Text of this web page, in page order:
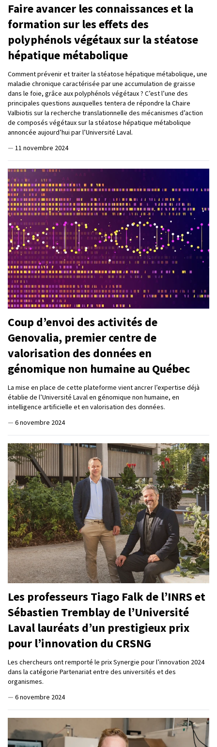
Faire avancer les connaissances et la
formation sur les effets des
polyphénols végétaux sur la stéatose
hépatique métabolique
Comment prévenir et traiter la stéatose hépatique métabolique, une
maladie chronique caractérisée par une accumulation de graisse
dans le foie, grâce aux polyphénols végétaux ? C’est l’une des
principales questions auxquelles tentera de répondre la Chaire
Valbiotis sur la recherche translationnelle des mécanismes d’action
de composés végétaux sur la stéatose hépatique métabolique
annoncée aujourd’hui par l’Université Laval.
— 11 novembre 2024
Coup d’envoi des activités de
Genovalia, premier centre de
valorisation des données en
génomique non humaine au Québec
La mise en place de cette plateforme vient ancrer l’expertise déjà
établie de l’Université Laval en génomique non humaine, en
intelligence artificielle et en valorisation des données.
— 6 novembre 2024
Les professeurs Tiago Falk de l’INRS et
Sébastien Tremblay de l’Université
Laval lauréats d’un prestigieux prix
pour l’innovation du CRSNG
Les chercheurs ont remporté le prix Synergie pour l’innovation 2024
dans la catégorie Partenariat entre des universités et des
organismes.
— 6 novembre 2024